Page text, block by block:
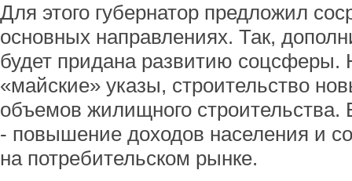
Для этого губернатор предложил
основных направлениях. Так,
будет придана развитию соцсферы.
«майские» указы, строительство
объемов жилищного строительства.
- повышение доходов населения и
на потребительском рынке.